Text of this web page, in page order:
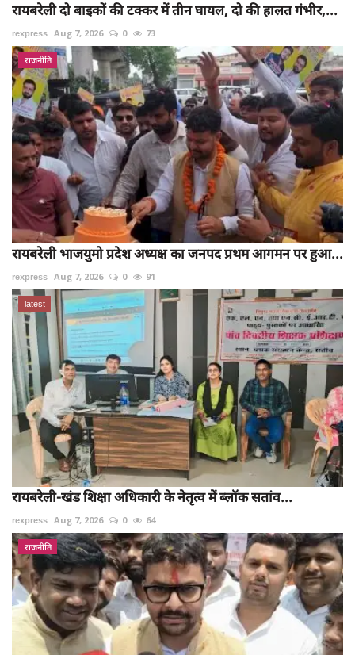
रायबरेली दो बाइकों की टक्कर में तीन घायल, दो की हालत गंभीर,...
rexpress Aug 7, 2026 0 73
राजनीति
रायबरेली भाजयुमो प्रदेश अध्यक्ष का जनपद प्रथम आगमन पर हुआ...
rexpress Aug 7, 2026 0 91
latest
रायबरेली-खंड शिक्षा अधिकारी के नेतृत्व में ब्लॉक सतांव...
rexpress Aug 7, 2026 0 64
राजनीति